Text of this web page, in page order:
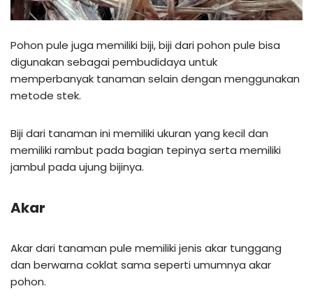
Pohon pule juga memiliki biji, biji dari pohon pule bisa
digunakan sebagai pembudidaya untuk
memperbanyak tanaman selain dengan menggunakan
metode stek.
Biji dari tanaman ini memiliki ukuran yang kecil dan
memiliki rambut pada bagian tepinya serta memiliki
jambul pada ujung bijinya.
Akar
Akar dari tanaman pule memiliki jenis akar tunggang
dan berwarna coklat sama seperti umumnya akar
pohon.